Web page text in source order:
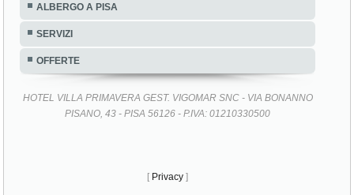
ALBERGO A PISA
SERVIZI
OFFERTE
HOTEL VILLA PRIMAVERA GEST. VIGOMAR SNC - VIA BONANNO
PISANO, 43 - PISA 56126 - P.IVA: 01210330500
[ Privacy ]